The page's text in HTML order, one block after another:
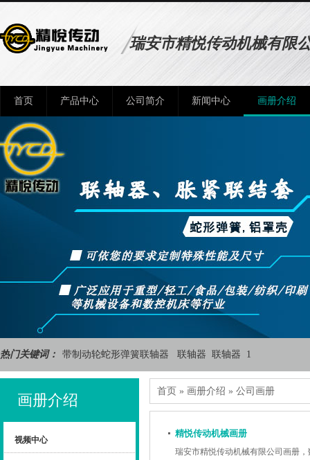
瑞安市精悦传动机械有限
首页 产品中心 公司简介 新闻中心 画册介绍
热门关键词： 带制动轮蛇形弹簧联轴器 联轴器 联轴器 1
画册介绍
视频中心
首页 » 画册介绍 » 公司画册
精悦传动机械画册
瑞安市精悦传动机械有限公司画册